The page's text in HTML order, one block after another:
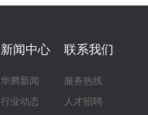
新闻中心
华腾新闻
行业动态
联系我们
服务热线
人才招聘